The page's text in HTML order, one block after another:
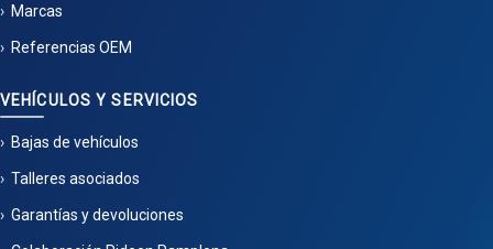
Marcas
Referencias OEM
VEHÍCULOS Y SERVICIOS
Bajas de vehículos
Talleres asociados
Garantías y devoluciones